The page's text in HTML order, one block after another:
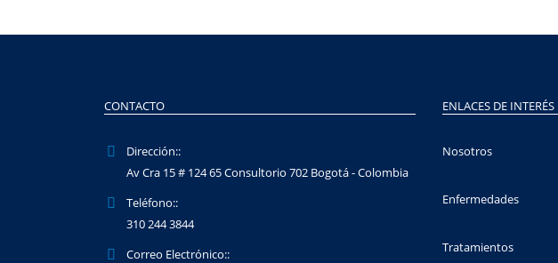
CONTACTO
Dirección::
Av Cra 15 # 124 65 Consultorio 702 Bogotá - Colombia
Teléfono::
310 244 3844
Correo Electrónico::
ENLACES DE INTERÉS
Nosotros
Enfermedades
Tratamientos